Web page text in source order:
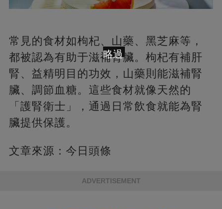
常見的食材如枸杞、山藥、黑芝麻等，
都被認為有助于滋補腎臟。枸杞有補肝
腎、益精明目的功效，山藥則能滋補腎
臟、調節血糖。這些食材就像天然的
「護腎衛士」，通過日常飲食就能為腎
臟提供保護。
文章來源：今日頭條
ADVERTISEMENT
略過